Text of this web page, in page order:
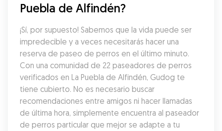
Puebla de Alfindén?
¡Sí, por supuesto! Sabemos que la vida puede ser
impredecible y a veces necesitarás hacer una
reserva de paseo de perros en el último minuto.
Con una comunidad de 22 paseadores de perros
verificados en La Puebla de Alfindén, Gudog te
tiene cubierto. No es necesario buscar
recomendaciones entre amigos ni hacer llamadas
de última hora, simplemente encuentra al paseador
de perros particular que mejor se adapte a tu